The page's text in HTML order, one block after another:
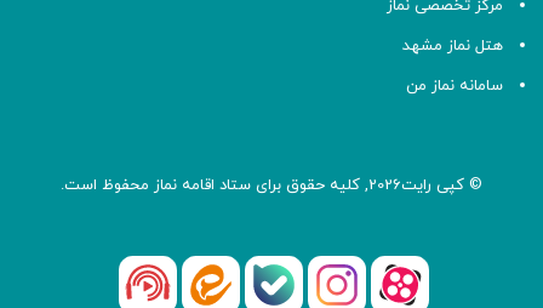
مرکز تخصصی نماز
هتل نماز مشهد
سامانه نماز من
© کپی رایت2026, کلیه حقوق برای ستاد اقامه نماز محفوظ است.
آپارات اینستاگرام
بله ایتا